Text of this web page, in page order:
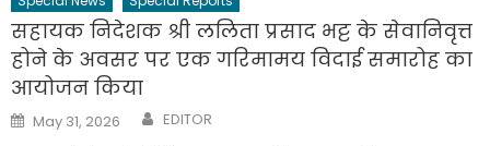
सहायक निदेशक श्री ललिता प्रसाद भट्ट के सेवानिवृत्त
होने के अवसर पर एक गरिमामय विदाई समारोह का
आयोजन किया
Posted
on
May 31, 2026 Author
EDITOR